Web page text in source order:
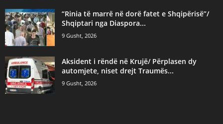
“Rinia të marrë në dorë fatet e Shqipërisë”/
Shqiptari nga Diaspora...
9 Gusht, 2026
Aksident i rëndë në Krujë/ Përplasen dy
automjete, niset drejt Traumës...
9 Gusht, 2026